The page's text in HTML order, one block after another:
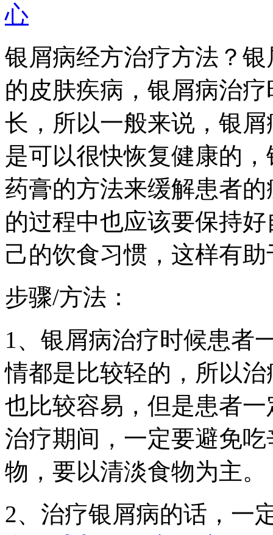
心
银屑病经方治疗方法？
的皮肤疾病，银屑病治
长，所以一般来说，银
是可以很快恢复健康的
药膏的方法来缓解患者
的过程中也应该要保持
己的饮食习惯，这样有
步骤/方法：
1、银屑病治疗时候患者
情都是比较轻的，所以
也比较容易，但是患者
治疗期间，一定要避免
物，要以清淡食物为主。
2、治疗银屑病的话，一